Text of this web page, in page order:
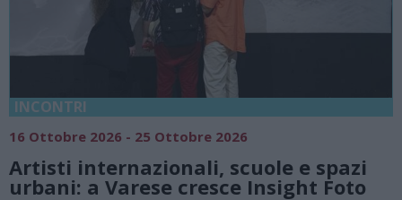
INCONTRI
16 Ottobre 2026 - 25 Ottobre 2026
Artisti internazionali, scuole e spazi
urbani: a Varese cresce Insight Foto